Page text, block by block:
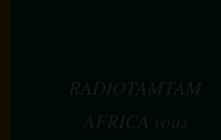
RADIOTAMTAM
AFRICA vous